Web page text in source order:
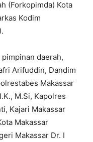
(Forkopimda) Kota
Kodim
daerah,
Arifuddin, Dandim
Makassar
M.Si, Kapolres
Kajari Makassar
Makassar
Makassar Dr. I